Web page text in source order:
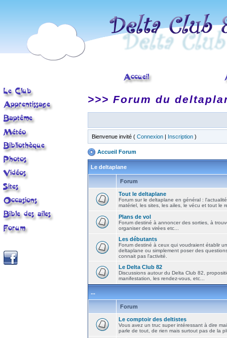
>>> Forum du
Bienvenue invité ( Connexion | Inscription )
Accueil Forum
Le deltaplane
Forum
Tout le deltaplane
Forum sur le deltaplane en général :
matériel, les sites, les ailes, le vécu et tout le
Plans de vol
Forum destiné à annoncer des sorties, à
organiser des virées etc...
Les débutants
Forum destiné à ceux qui voudraient établir
deltaplane ou simplement poser des
connait pas l'activité.
Le Delta Club 82
Discussions autour du Delta Club 82,
manifestation, les rendez-vous, etc...
...
Forum
Le comptoir des deltistes
Vous avez un truc super intéressant à dire
parle de tout, de rien mais surtout pas de la